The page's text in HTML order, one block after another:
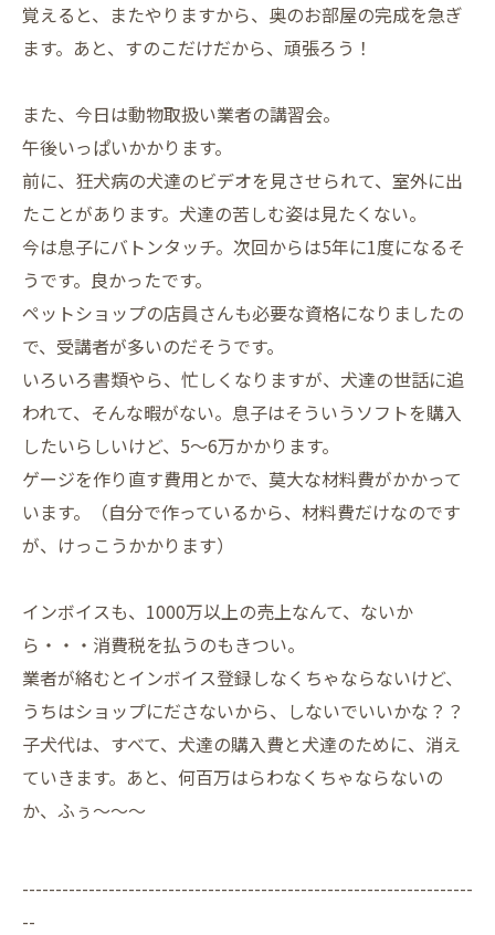
覚えると、またやりますから、奥のお部屋の完成を急ぎ
ます。あと、すのこだけだから、頑張ろう！
また、今日は動物取扱い業者の講習会。
午後いっぱいかかります。
前に、狂犬病の犬達のビデオを見させられて、室外に出
たことがあります。犬達の苦しむ姿は見たくない。
今は息子にバトンタッチ。次回からは5年に1度になるそ
うです。良かったです。
ペットショップの店員さんも必要な資格になりましたの
で、受講者が多いのだそうです。
いろいろ書類やら、忙しくなりますが、犬達の世話に追
われて、そんな暇がない。息子はそういうソフトを購入
したいらしいけど、5～6万かかります。
ゲージを作り直す費用とかで、莫大な材料費がかかって
います。（自分で作っているから、材料費だけなのです
が、けっこうかかります）
インボイスも、1000万以上の売上なんて、ないか
ら・・・消費税を払うのもきつい。
業者が絡むとインボイス登録しなくちゃならないけど、
うちはショップにださないから、しないでいいかな？？
子犬代は、すべて、犬達の購入費と犬達のために、消え
ていきます。あと、何百万はらわなくちゃならないの
か、ふぅ～～～
--------------------------------------------------------------------
--